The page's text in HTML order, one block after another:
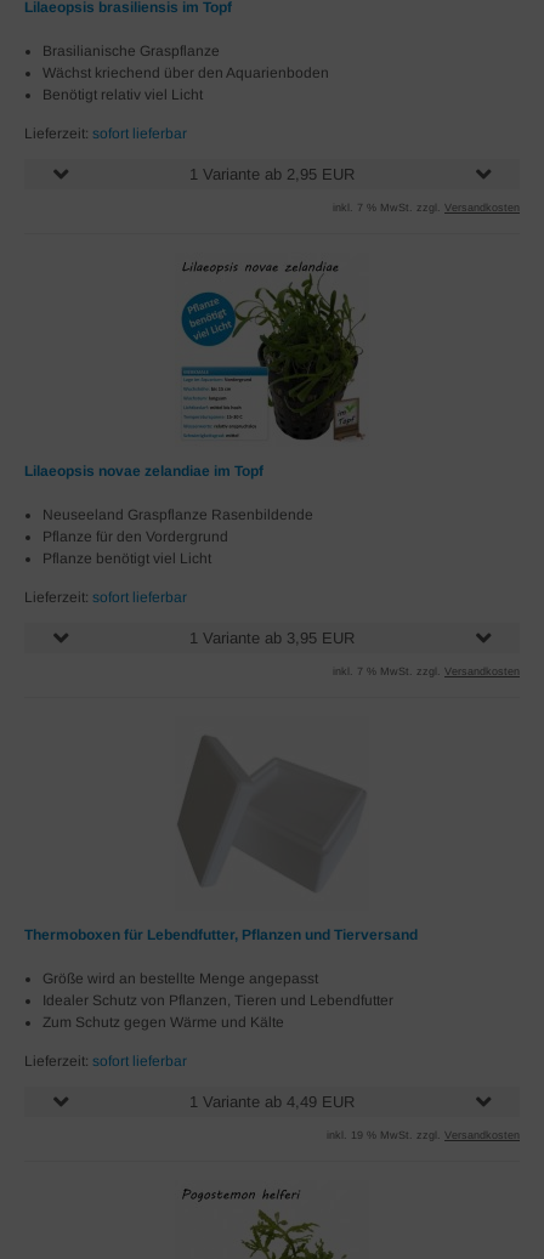
Lilaeopsis brasiliensis im Topf
Brasilianische Graspflanze
Wächst kriechend über den Aquarienboden
Benötigt relativ viel Licht
Lieferzeit: sofort lieferbar
1 Variante ab 2,95 EUR
inkl. 7 % MwSt. zzgl. Versandkosten
Lilaeopsis novae zelandiae im Topf
Neuseeland Graspflanze Rasenbildende
Pflanze für den Vordergrund
Pflanze benötigt viel Licht
Lieferzeit: sofort lieferbar
1 Variante ab 3,95 EUR
inkl. 7 % MwSt. zzgl. Versandkosten
Thermoboxen für Lebendfutter, Pflanzen und Tierversand
Größe wird an bestellte Menge angepasst
Idealer Schutz von Pflanzen, Tieren und Lebendfutter
Zum Schutz gegen Wärme und Kälte
Lieferzeit: sofort lieferbar
1 Variante ab 4,49 EUR
inkl. 19 % MwSt. zzgl. Versandkosten